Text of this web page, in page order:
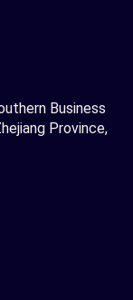
Business
Province,